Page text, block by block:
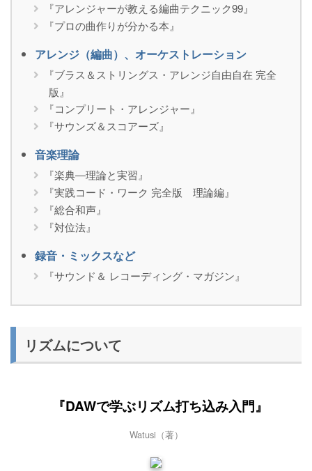
『アレンジャーが教える編曲テクニック99』
『プロの曲作りが分かる本』
アレンジ（編曲）、オーケストレーション
『ブラス＆ストリングス・アレンジ自由自在 完全
版』
『コンプリート・アレンジャー』
『サウンズ＆スコアーズ』
音楽理論
『楽典―理論と実習』
『実践コード・ワーク 完全版 理論編』
『総合和声』
『対位法』
録音・ミックスなど
『サウンド＆ レコーディング・マガジン』
リズムについて
『DAWで学ぶリズム打ち込み入門』
Watusi（著）